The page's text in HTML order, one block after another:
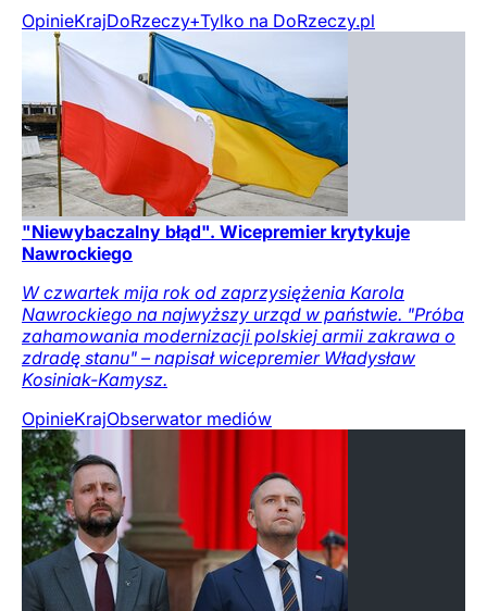
OpinieKrajDoRzeczy+Tylko na DoRzeczy.pl
"Niewybaczalny błąd". Wicepremier krytykuje
Nawrockiego
W czwartek mija rok od zaprzysiężenia Karola
Nawrockiego na najwyższy urząd w państwie. "Próba
zahamowania modernizacji polskiej armii zakrawa o
zdradę stanu" – napisał wicepremier Władysław
Kosiniak-Kamysz.
OpinieKrajObserwator mediów